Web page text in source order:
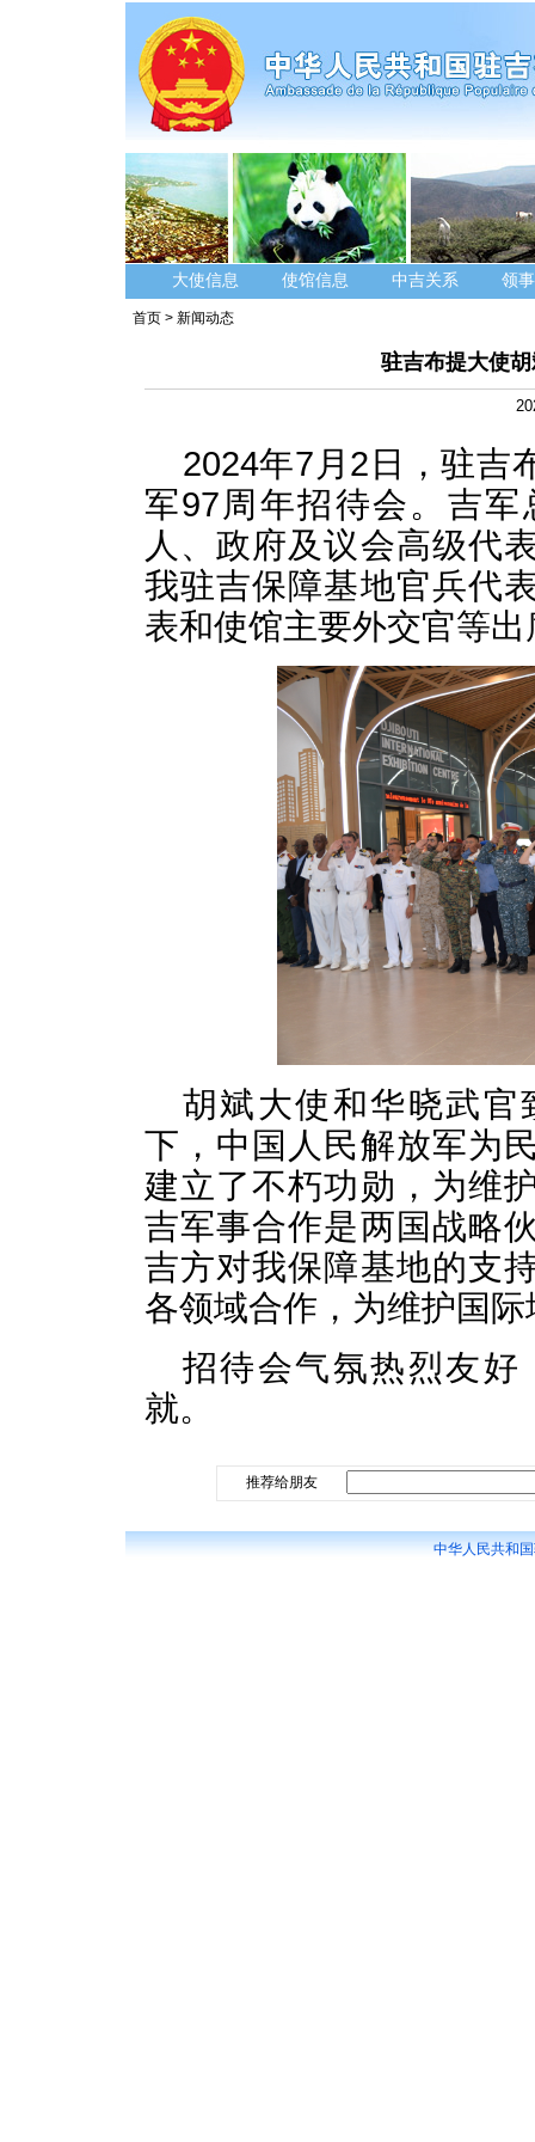
大使信息 使馆信息 中吉关系 领
首页 > 新闻动态
驻吉布提大使
2024年7月2日，驻吉
军97周年招待会。吉
人、政府及议会高级代
我驻吉保障基地官兵代
表和使馆主要外交官等出
胡斌大使和华晓武官
下，中国人民解放军为
建立了不朽功勋，为维
吉军事合作是两国战略
吉方对我保障基地的支
各领域合作，为维护国
招待会气氛热烈友好
就。
推荐给朋友
中华人民共和